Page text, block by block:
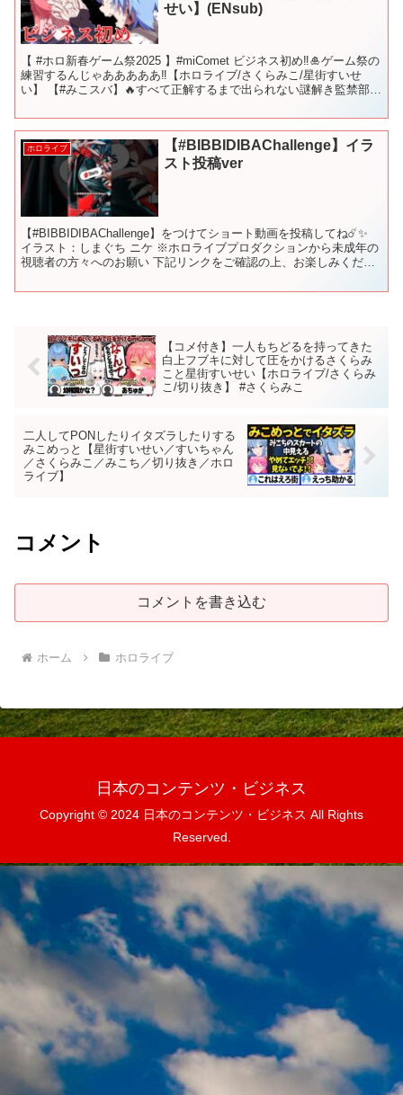
せい】(ENsub)
【 #ホロ新春ゲーム祭2025 】#miComet ビジネス初め‼🎍ゲーム祭の
練習するんじゃあああああ‼【ホロライブ/さくらみこ/星街すいせ
い】 【#みこスバ】🔥すべて正解するまで出られない謎解き監禁部屋
ホロライブ
【#BIBBIDIBAChallenge】イラ
スト投稿ver
【#BIBBIDIBAChallenge】をつけてショート動画を投稿してね☄️✨
イラスト：しまぐち ニケ ※ホロライブプロダクションから未成年の
視聴者の方々へのお願い 下記リンクをご確認の上、お楽しみくださ
【コメ付き】一人もちどるを持ってきた
白上フブキに対して圧をかけるさくらみ
こと星街すいせい【ホロライブ/さくらみ
こ/切り抜き】 #さくらみこ
二人してPONしたりイタズラしたりする
みこめっと【星街すいせい／すいちゃん
／さくらみこ／みこち／切り抜き／ホロ
ライブ】
コメント
コメントを書き込む
ホーム ホロライブ
日本のコンテンツ・ビジネス
Copyright © 2024 日本のコンテンツ・ビジネス All Rights
Reserved.